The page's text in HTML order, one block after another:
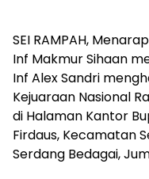
SEI RAMPAH,
Inf Makmur Sihaan
Inf Alex Sandri
Kejuaraan Nasional
di Halaman Kantor
Firdaus, Kecamatan
Serdang Bedagai,